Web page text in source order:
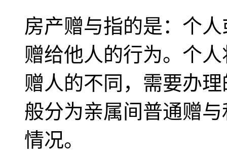
房产赠与指的是：个
赠给他人的行为。个
赠人的不同，需要办
般分为亲属间普通赠
情况。